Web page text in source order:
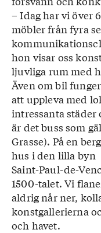
– Idag har vi över
möbler från fyra
hon visar oss
ljuvliga rum med
Även om bil
att uppleva med
intressanta
är det buss som
Grasse). På en
hus i den lilla byn
Saint-Paul-de-
1500-talet. Vi
aldrig når ner,
konstgallerierna
och havet.